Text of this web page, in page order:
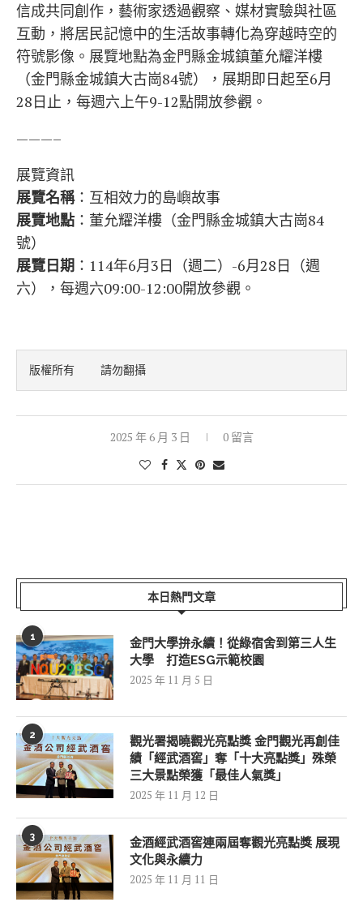
信成共同創作，藝術家透過觀察、媒材實驗與社區
互動，將居民記憶中的生活故事轉化為穿越時空的
符號影像。展覽地點為金門縣金城鎮董允耀洋樓
（金門縣金城鎮大古崗84號），展期即日起至6月
28日止，每週六上午9-12點開放參觀。
———–
展覽資訊
展覽名稱：互相效力的島嶼故事
展覽地點 ：董允耀洋樓（金門縣金城鎮大古崗84
號）
展覽日期 ：114年6月3日（週二）-6月28日（週
六），每週六09:00-12:00開放參觀。
版權所有    請勿翻攝
2025 年 6 月 3 日 0 留言
本日熱門文章
1
金門大學拚永續！從綠宿舍到第三人生
大學 打造ESG示範校園
2025 年 11 月 5 日
2
觀光署揭曉觀光亮點獎 金門觀光再創佳
績「經武酒窖」奪「十大亮點獎」殊榮
三大景點榮獲「最佳人氣獎」
2025 年 11 月 12 日
3
金酒經武酒窖連兩屆奪觀光亮點獎 展現
文化與永續力
2025 年 11 月 11 日